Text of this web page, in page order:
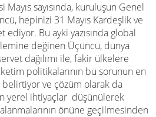
sayısında, kuruluşun Genel
hepinizi 31 Mayıs Kardeşlik ve
ediyor. Bu ayki yazısında global
değinen Üçüncü, dünya
dağılımı ile, fakir ülkelere
politikalarının bu sorunun en
ve çözüm olarak da
yerel ihtiyaçlar düşünülerek
önüne geçilmesinden